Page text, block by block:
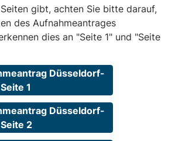
gibt, achten Sie bitte darauf,
des Aufnahmeantrages
dies an "Seite 1" und "Seite
Düsseldorf-
1
Düsseldorf-
2